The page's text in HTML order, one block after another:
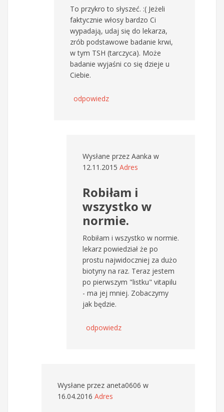
To przykro to słyszeć. :( Jeżeli
faktycznie włosy bardzo Ci
wypadają, udaj się do lekarza,
zrób podstawowe badanie krwi,
w tym TSH (tarczyca). Może
badanie wyjaśni co się dzieje u
Ciebie.
odpowiedz
Wysłane przez Aanka w
12.11.2015 Adres
Robiłam i
wszystko w
normie.
Robiłam i wszystko w normie.
lekarz powiedział że po
prostu najwidoczniej za dużo
biotyny na raz. Teraz jestem
po pierwszym "listku" vitapilu
- ma jej mniej. Zobaczymy
jak będzie.
odpowiedz
Wysłane przez aneta0606 w
16.04.2016 Adres